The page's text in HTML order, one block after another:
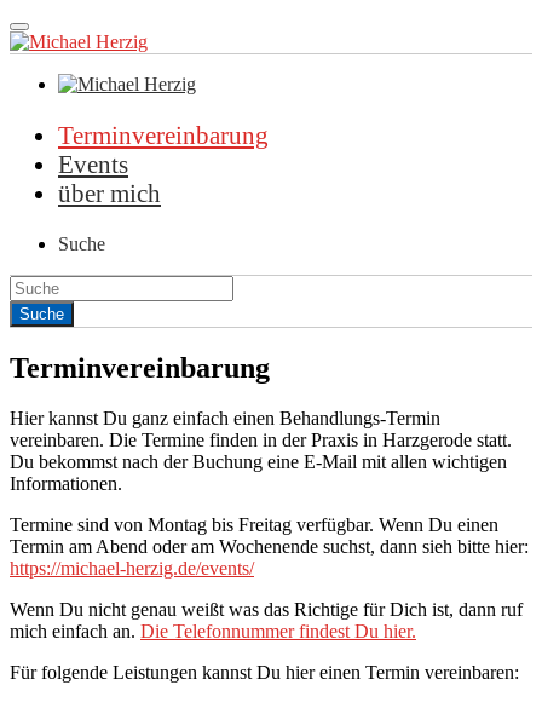
Terminvereinbarung
Events
über mich
Suche
Terminvereinbarung
Hier kannst Du ganz einfach einen Behandlungs-Termin
vereinbaren. Die Termine finden in der Praxis in Harzgerode statt.
Du bekommst nach der Buchung eine E-Mail mit allen wichtigen
Informationen.
Termine sind von Montag bis Freitag verfügbar. Wenn Du einen
Termin am Abend oder am Wochenende suchst, dann sieh bitte hier:
https://michael-herzig.de/events/
Wenn Du nicht genau weißt was das Richtige für Dich ist, dann ruf
mich einfach an. Die Telefonnummer findest Du hier.
Für folgende Leistungen kannst Du hier einen Termin vereinbaren: